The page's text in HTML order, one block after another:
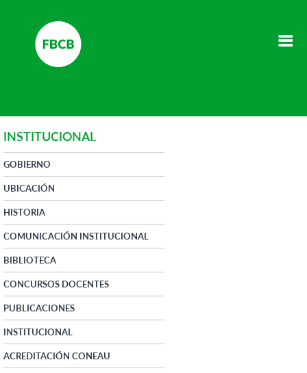
INSTITUCIONAL
GOBIERNO
UBICACIÓN
HISTORIA
COMUNICACIÓN INSTITUCIONAL
BIBLIOTECA
CONCURSOS DOCENTES
PUBLICACIONES
INSTITUCIONAL
ACREDITACIÓN CONEAU